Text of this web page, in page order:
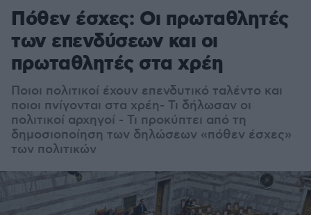
Πόθεν έσχες: Οι πρωταθλητές
των επενδύσεων και οι
πρωταθλητές στα χρέη
Ποιοι πολιτικοί έχουν επενδυτικό ταλέντο και
ποιοι πνίγονται στα χρέη- Τι δήλωσαν οι
πολιτικοί αρχηγοί - Τι προκύπτει από τη
δημοσιοποίηση των δηλώσεων «πόθεν έσχες»
των πολιτικών